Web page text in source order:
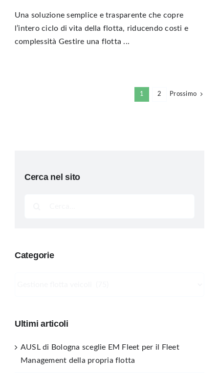
Una soluzione semplice e trasparente che copre
l’intero ciclo di vita della flotta, riducendo costi e
complessità Gestire una flotta ...
1 2 Prossimo
Cerca nel sito
Categorie
Ultimi articoli
AUSL di Bologna sceglie EM Fleet per il Fleet
Management della propria flotta